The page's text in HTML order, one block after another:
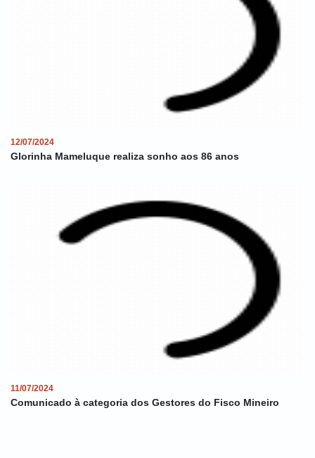
12/07/2024
Glorinha Mameluque realiza sonho aos 86 anos
11/07/2024
Comunicado à categoria dos Gestores do Fisco Mineiro